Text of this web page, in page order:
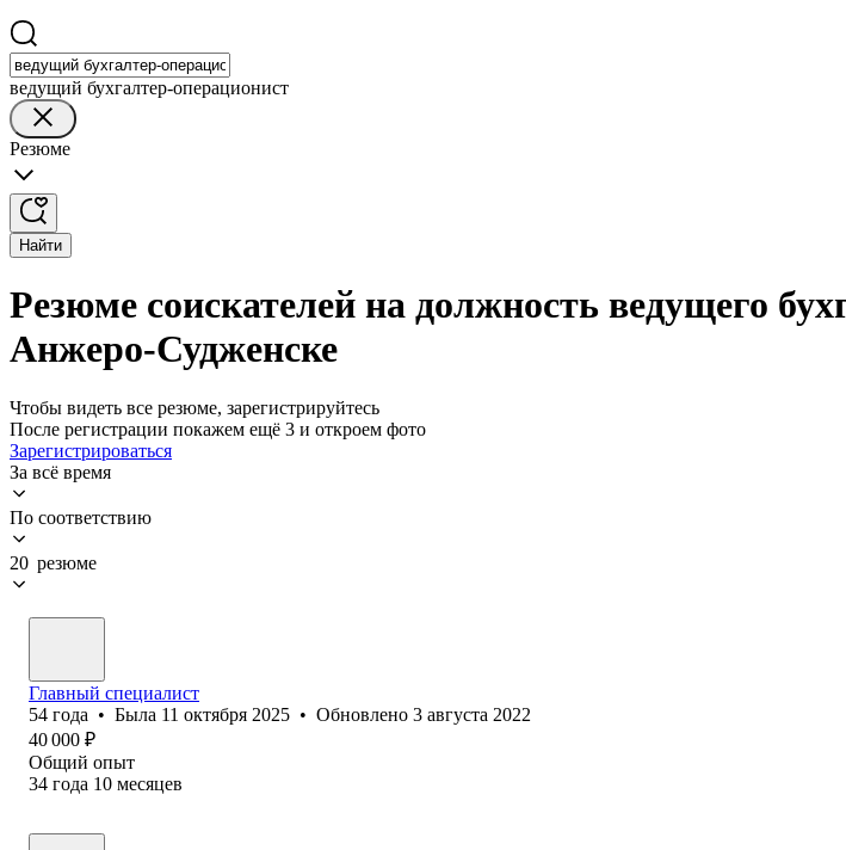
ведущий бухгалтер-операционист
Резюме
Найти
Резюме соискателей на должность ведущего
Анжеро-Судженске
Чтобы видеть все резюме, зарегистрируйтесь
После регистрации покажем ещё 3 и откроем фото
Зарегистрироваться
За всё время
По соответствию
20 резюме
Главный специалист
54 года • Была 11 октября 2025 • Обновлено 3 августа 2022
40 000 ₽
Общий опыт
34 года 10 месяцев